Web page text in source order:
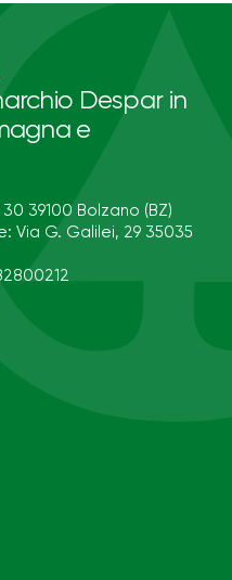
Despar in
e
39100 Bolzano (BZ)
Via G. Galilei, 29 35035